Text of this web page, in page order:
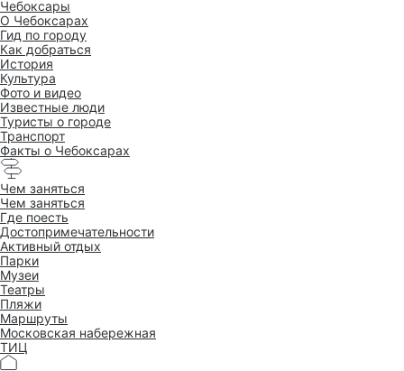
Чебоксары
O Чебоксарах
Гид по городу
Как добраться
История
Культура
Фото и видео
Известные люди
Туристы о городе
Транспорт
Факты о Чебоксарах
Чем заняться
Чем заняться
Где поесть
Достопримеча­тельности
Активный отдых
Парки
Музеи
Театры
Пляжи
Маршруты
Московская набережная
ТИЦ